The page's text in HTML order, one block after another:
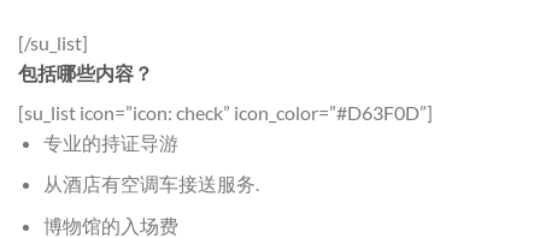
[/su_list]
包括哪些内容？
[su_list icon=”icon: check” icon_color=”#D63F0D”]
专业的持证导游
从酒店有空调车接送服务.
博物馆的入场费